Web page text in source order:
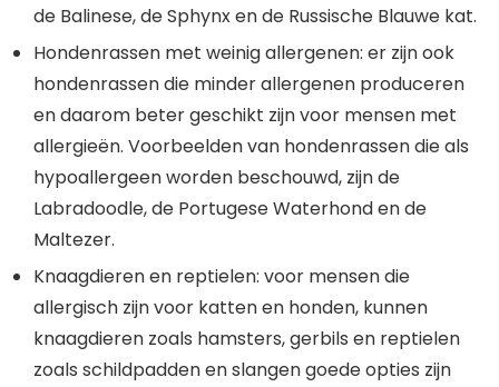
de Balinese, de Sphynx en de Russische Blauwe kat.
Hondenrassen met weinig allergenen: er zijn ook
hondenrassen die minder allergenen produceren
en daarom beter geschikt zijn voor mensen met
allergieën. Voorbeelden van hondenrassen die als
hypoallergeen worden beschouwd, zijn de
Labradoodle, de Portugese Waterhond en de
Maltezer.
Knaagdieren en reptielen: voor mensen die
allergisch zijn voor katten en honden, kunnen
knaagdieren zoals hamsters, gerbils en reptielen
zoals schildpadden en slangen goede opties zijn